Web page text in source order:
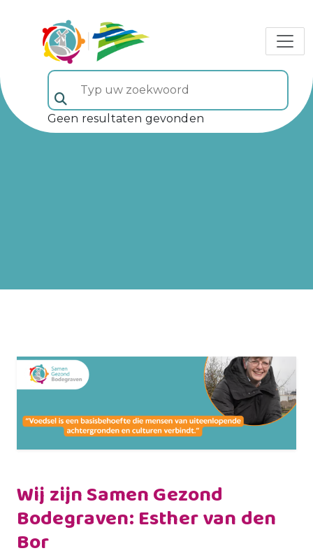
Typ uw zoekwoord (veld 5)
Geen resultaten gevonden
Wij zijn Samen Gezond
Bodegraven: Esther van den
Bor